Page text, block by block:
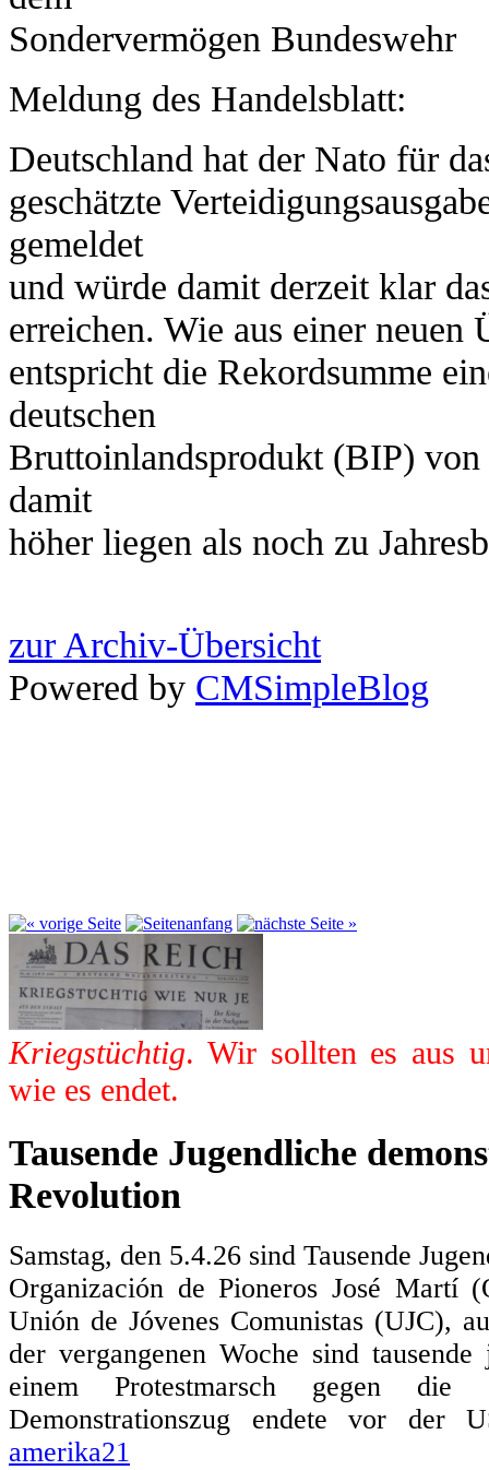
Sondervermögen Bundeswehr
Meldung des Handelsblatt:
Deutschland hat der Nato für
geschätzte
gemeldet
und würde damit derzeit klar
erreichen. Wie aus einer
entspricht die Rekordsumme
deutschen
Bruttoinlandsprodukt (BIP)
damit
höher liegen als noch zu
zur Archiv-Übersicht
Powered by CMSimpleBlog
Kriegstüchtig. Wir sollten es aus
wie es endet.
Tausende Jugendliche
Revolution
Samstag, den 5.4.26 sind Tausende
Organización de Pioneros José Martí
Unión de Jóvenes Comunistas (UJC),
der vergangenen Woche sind
einem Protestmarsch gegen
Demonstrationszug endete vor der
amerika21